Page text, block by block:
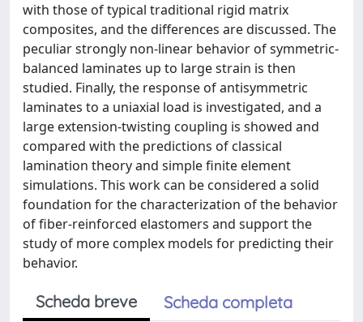
with those of typical traditional rigid matrix
composites, and the differences are discussed. The
peculiar strongly non-linear behavior of symmetric-
balanced laminates up to large strain is then
studied. Finally, the response of antisymmetric
laminates to a uniaxial load is investigated, and a
large extension-twisting coupling is showed and
compared with the predictions of classical
lamination theory and simple finite element
simulations. This work can be considered a solid
foundation for the characterization of the behavior
of fiber-reinforced elastomers and support the
study of more complex models for predicting their
behavior.
Scheda breve Scheda completa